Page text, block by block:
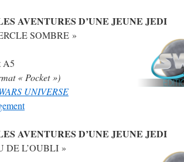
AVENTURES D’UNE JEUNE JEDI
SOMBRE »
A5
« Pocket »)
UNIVERSE
AVENTURES D’UNE JEUNE JEDI
DE L’OUBLI »